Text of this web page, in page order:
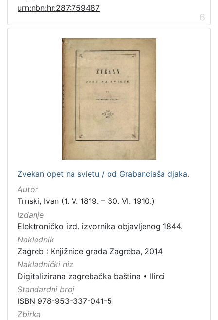
urn:nbn:hr:287:759487
6
Zvekan opet na svietu / od Grabanciaša djaka.
Autor
Trnski, Ivan (1. V. 1819. – 30. VI. 1910.)
Izdanje
Elektroničko izd. izvornika objavljenog 1844.
Nakladnik
Zagreb : Knjižnice grada Zagreba, 2014
Nakladnički niz
Digitalizirana zagrebačka baština • Ilirci
Standardni broj
ISBN 978-953-337-041-5
Zbirka